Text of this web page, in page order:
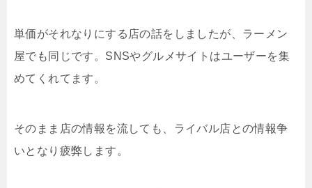
単価がそれなりにする店の話をしましたが、ラーメン
屋でも同じです。SNSやグルメサイトはユーザーを集
めてくれてます。
そのまま店の情報を流しても、ライバル店との情報争
いとなり疲弊します。